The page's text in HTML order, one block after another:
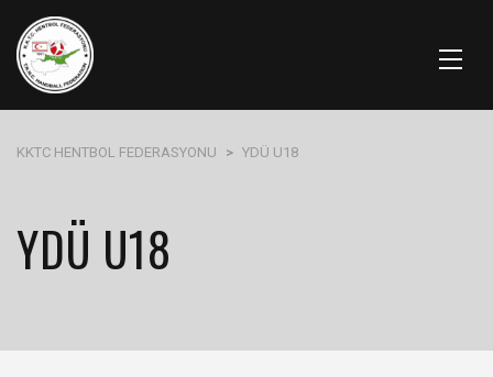
KKTC HENTBOL FEDERASYONU > YDÜ U18
YDÜ U18